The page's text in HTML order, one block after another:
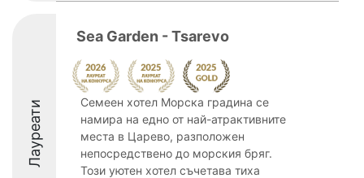
Лауреати
Sea Garden - Tsarevo
Семеен хотел Морска градина се
намира на едно от най-атрактивните
места в Царево, разположен
непосредствено до морския бряг.
Този уютен хотел съчетава тиха